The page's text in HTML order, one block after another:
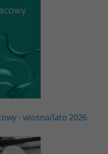
- wiosna/lato 2026